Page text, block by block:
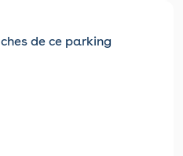
de ce parking